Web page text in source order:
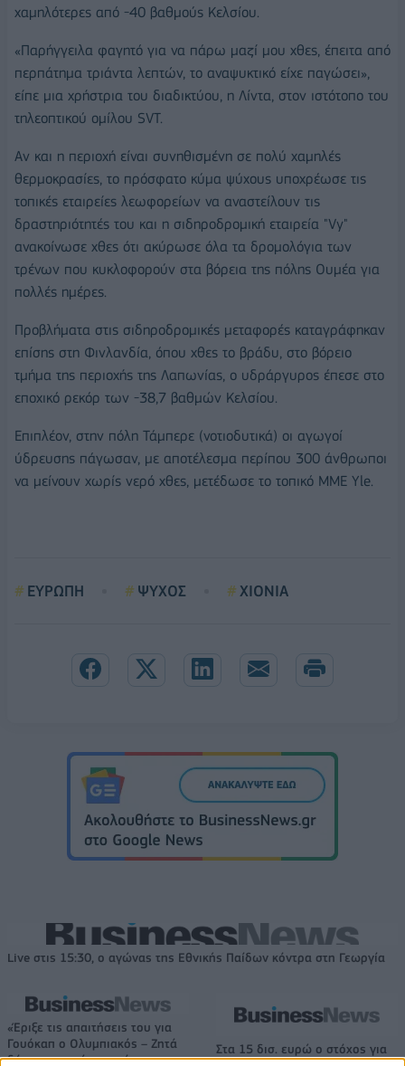
χαμηλότερες από -40 βαθμούς Κελσίου.
«Παρήγγειλα φαγητό για να πάρω μαζί μου χθες, έπειτα από
περπάτημα τριάντα λεπτών, το αναψυκτικό είχε παγώσει»,
είπε μια χρήστρια του διαδικτύου, η Λίντα, στον ιστότοπο του
τηλεοπτικού ομίλου SVT.
Αν και η περιοχή είναι συνηθισμένη σε πολύ χαμηλές
θερμοκρασίες, το πρόσφατο κύμα ψύχους υποχρέωσε τις
τοπικές εταιρείες λεωφορείων να αναστείλουν τις
δραστηριότητές του και η σιδηροδρομική εταιρεία "Vy"
ανακοίνωσε χθες ότι ακύρωσε όλα τα δρομολόγια των
τρένων που κυκλοφορούν στα βόρεια της πόλης Ουμέα για
πολλές ημέρες.
Προβλήματα στις σιδηροδρομικές μεταφορές καταγράφηκαν
επίσης στη Φινλανδία, όπου χθες το βράδυ, στο βόρειο
τμήμα της περιοχής της Λαπωνίας, ο υδράργυρος έπεσε στο
εποχικό ρεκόρ των -38,7 βαθμών Κελσίου.
Επιπλέον, στην πόλη Τάμπερε (νοτιοδυτικά) οι αγωγοί
ύδρευσης πάγωσαν, με αποτέλεσμα περίπου 300 άνθρωποι
να μείνουν χωρίς νερό χθες, μετέδωσε το τοπικό ΜΜΕ Yle.
ΕΥΡΩΠΗ ΨΥΧΟΣ ΧΙΟΝΙΑ
Live στις 15:30, ο αγώνας της Εθνικής Παίδων κόντρα στη Γεωργία
«Έριξε τις απαιτήσεις του για
Γουόκαπ ο Ολυμπιακός – Ζητά
δύο εκατομμύρια από την
Στα 15 δισ. ευρώ ο στόχος για